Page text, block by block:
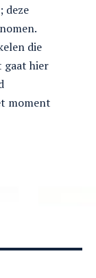
deze
die
gaat hier
moment